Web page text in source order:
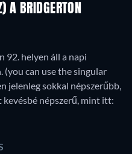
A BRIDGERTON
92. helyen áll a napi
(you can use the singular
jelenleg sokkal népszerűbb,
népszerű, mint itt: